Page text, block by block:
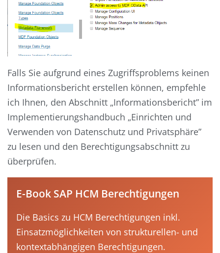
Falls Sie aufgrund eines Zugriffsproblems keinen
Informationsbericht erstellen können, empfehle
ich Ihnen, den Abschnitt „Informationsbericht” im
Implementierungshandbuch „Einrichten und
Verwenden von Datenschutz und Privatsphäre”
zu lesen und den Berechtigungsabschnitt zu
überprüfen.
E-Book SAP HCM Berechtigungen
Die Basics zu HCM Berechtigungen inkl.
Einsatzmöglichkeiten von strukturellen- und
kontextabhängigen Berechtigungen.